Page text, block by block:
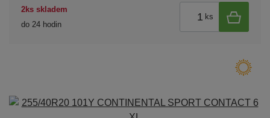
2ks skladem
do 24 hodin
ks